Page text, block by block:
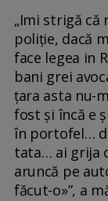
„Imi strigă că
poliție, dacă
face legea in
bani grei
țara asta nu-
fost și încă e
în portofel…
tata… ai grija
aruncă pe
făcut-o»”, a